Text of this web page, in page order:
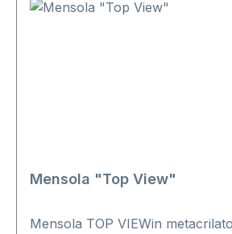
cm. - Il ripiano viene fornito con
Mensola "Top View"
Mensola TOP VIEWin